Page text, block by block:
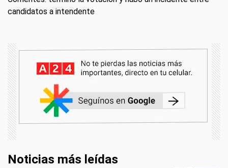
candidatos a intendente
Noticias más leídas